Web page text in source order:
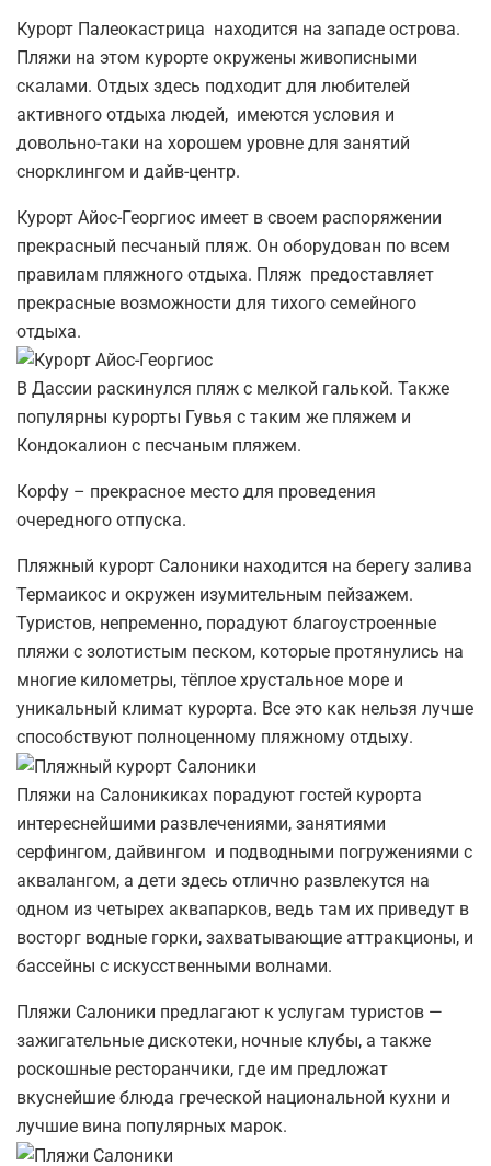
Курорт Палеокастрица находится на западе острова.
Пляжи на этом курорте окружены живописными
скалами. Отдых здесь подходит для любителей
активного отдыха людей, имеются условия и
довольно-таки на хорошем уровне для занятий
снорклингом и дайв-центр.
Курорт Айос-Георгиос имеет в своем распоряжении
прекрасный песчаный пляж. Он оборудован по всем
правилам пляжного отдыха. Пляж предоставляет
прекрасные возможности для тихого семейного
отдыха.
В Дассии раскинулся пляж с мелкой галькой. Также
популярны курорты Гувья с таким же пляжем и
Кондокалион с песчаным пляжем.
Корфу – прекрасное место для проведения
очередного отпуска.
Пляжный курорт Салоники находится на берегу залива
Термаикос и окружен изумительным пейзажем.
Туристов, непременно, порадуют благоустроенные
пляжи с золотистым песком, которые протянулись на
многие километры, тёплое хрустальное море и
уникальный климат курорта. Все это как нельзя лучше
способствуют полноценному пляжному отдыху.
Пляжи на Салоникиках порадуют гостей курорта
интереснейшими развлечениями, занятиями
серфингом, дайвингом и подводными погружениями с
аквалангом, а дети здесь отлично развлекутся на
одном из четырех аквапарков, ведь там их приведут в
восторг водные горки, захватывающие аттракционы, и
бассейны с искусственными волнами.
Пляжи Салоники предлагают к услугам туристов —
зажигательные дискотеки, ночные клубы, а также
роскошные ресторанчики, где им предложат
вкуснейшие блюда греческой национальной кухни и
лучшие вина популярных марок.